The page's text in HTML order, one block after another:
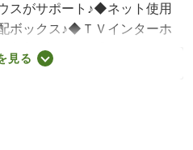
スがサポート♪◆ネット使用
ボックス♪◆ＴＶインターホ
安心♪◆温・賃貸保証等：加
用料無料◆不在時に嬉しい宅
乾燥機あり♪◆室内洗濯機置
和ハウスまでお問合せくだ
見る